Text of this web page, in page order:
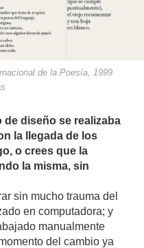
de la Poesía, 1999
de diseño se realizaba
la llegada de los
o crees que la
la misma, sin
sin mucho trauma del
en computadora; y
manualmente
del cambio ya